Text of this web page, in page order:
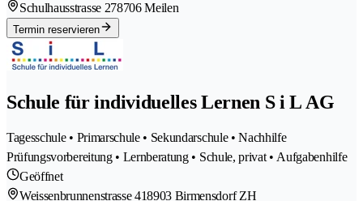
Schulhausstrasse 278706 Meilen
Termin reservieren
Schule für individuelles Lernen S i L AG
Tagesschule • Primarschule • Sekundarschule • Nachhilfe
Prüfungsvorbereitung • Lernberatung • Schule, privat • Aufgabenhilfe
Geöffnet
Weissenbrunnenstrasse 418903 Birmensdorf ZH